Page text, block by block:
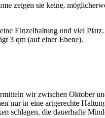
zeigen sie keine,
Einzelhaltung und viel
3 qm (auf einer Ebene).
wir zwischen Oktober
nur in eine artgerechte
schlagen, die dauerhafte